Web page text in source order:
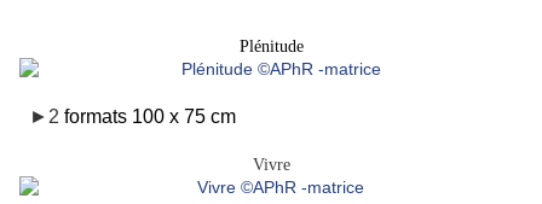
Plénitude
►2 formats 100 x 75 cm
Vivre